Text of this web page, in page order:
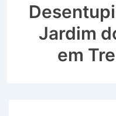
Jardim
em